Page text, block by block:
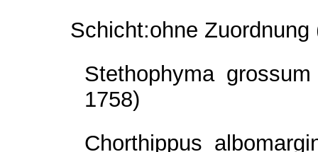
Schicht:ohne Zuordnung
Stethophyma
1758)
Chorthippus